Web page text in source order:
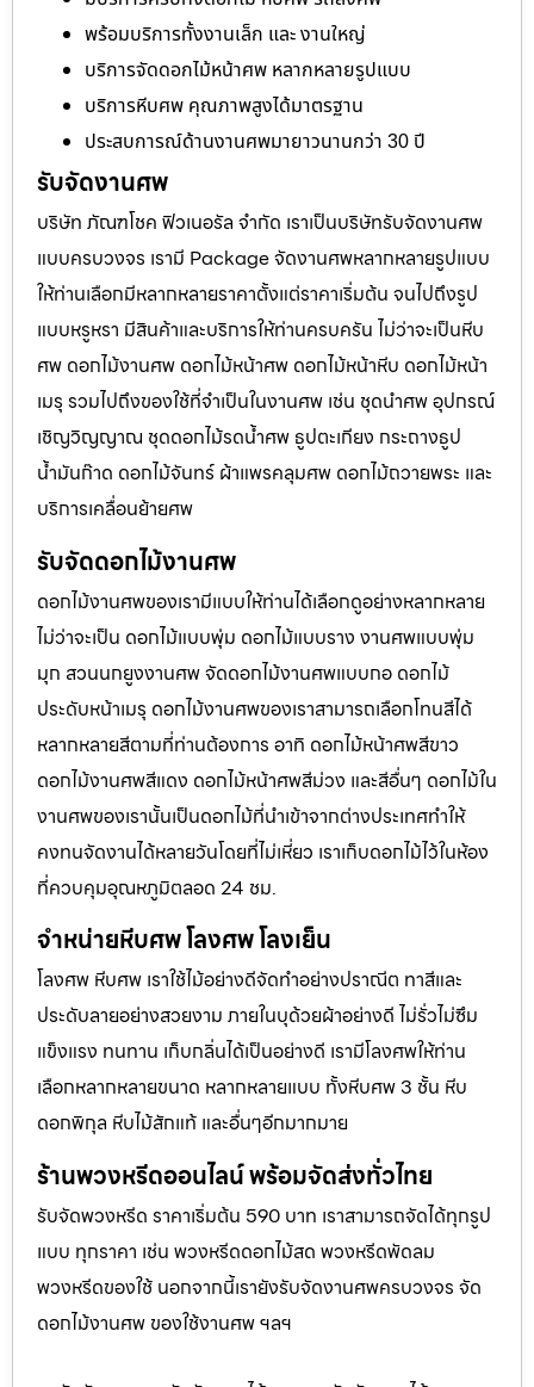
พร้อมบริการทั้งงานเล็ก และ งานใหญ่
บริการจัดดอกไม้หน้าศพ หลากหลายรูปแบบ
บริการหีบศพ คุณภาพสูงได้มาตรฐาน
ประสบการณ์ด้านงานศพมายาวนานกว่า 30 ปี
รับจัดงานศพ
บริษัท ภัณฑโชค ฟิวเนอรัล จำกัด เราเป็นบริษัทรับจัดงานศพ
แบบครบวงจร เรามี Package จัดงานศพหลากหลายรูปแบบ
ให้ท่านเลือกมีหลากหลายราคาตั้งแต่ราคาเริ่มต้น จนไปถึงรูป
แบบหรูหรา มีสินค้าและบริการให้ท่านครบครัน ไม่ว่าจะเป็นหีบ
ศพ ดอกไม้งานศพ ดอกไม้หน้าศพ ดอกไม้หน้าหีบ ดอกไม้หน้า
เมรุ รวมไปถึงของใช้ที่จำเป็นในงานศพ เช่น ชุดนำศพ อุปกรณ์
เชิญวิญญาณ ชุดดอกไม้รดน้ำศพ ธูปตะเกียง กระถางธูป
น้ำมันก๊าด ดอกไม้จันทร์ ผ้าแพรคลุมศพ ดอกไม้ถวายพระ และ
บริการเคลื่อนย้ายศพ
รับจัดดอกไม้งานศพ
ดอกไม้งานศพของเรามีแบบให้ท่านได้เลือกดูอย่างหลากหลาย
ไม่ว่าจะเป็น ดอกไม้แบบพุ่ม ดอกไม้แบบราง งานศพแบบพุ่ม
มุก สวนนกยูงงานศพ จัดดอกไม้งานศพแบบกอ ดอกไม้
ประดับหน้าเมรุ ดอกไม้งานศพของเราสามารถเลือกโทนสีได้
หลากหลายสีตามที่ท่านต้องการ อาทิ ดอกไม้หน้าศพสีขาว
ดอกไม้งานศพสีแดง ดอกไม้หน้าศพสีม่วง และสีอื่นๆ ดอกไม้ใน
งานศพของเรานั้นเป็นดอกไม้ที่นำเข้าจากต่างประเทศทำให้
คงทนจัดงานได้หลายวันโดยที่ไม่เหี่ยว เราเก็บดอกไม้ไว้ในห้อง
ที่ควบคุมอุณหภูมิตลอด 24 ชม.
จำหน่ายหีบศพ โลงศพ โลงเย็น
โลงศพ หีบศพ เราใช้ไม้อย่างดีจัดทำอย่างปราณีต ทาสีและ
ประดับลายอย่างสวยงาม ภายในบุด้วยผ้าอย่างดี ไม่รั่วไม่ซึม
แข็งแรง ทนทาน เก็บกลิ่นได้เป็นอย่างดี เรามีโลงศพให้ท่าน
เลือกหลากหลายขนาด หลากหลายแบบ ทั้งหีบศพ 3 ชั้น หีบ
ดอกพิกุล หีบไม้สักแท้ และอื่นๆอีกมากมาย
ร้านพวงหรีดออนไลน์ พร้อมจัดส่งทั่วไทย
รับจัดพวงหรีด ราคาเริ่มต้น 590 บาท เราสามารถจัดได้ทุกรูป
แบบ ทุกราคา เช่น พวงหรีดดอกไม้สด พวงหรีดพัดลม
พวงหรีดของใช้ นอกจากนี้เรายังรับจัดงานศพครบวงจร จัด
ดอกไม้งานศพ ของใช้งานศพ ฯลฯ